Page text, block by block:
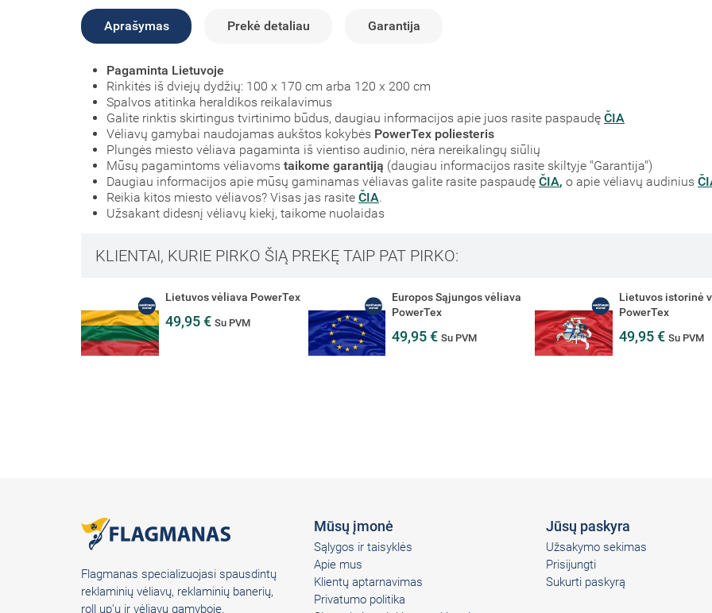
Aprašymas Prekė detaliau Garantija
Pagaminta Lietuvoje
Rinkitės iš dviejų dydžių: 100 x 170 cm arba 120 x 200 cm
Spalvos atitinka heraldikos reikalavimus
Galite rinktis skirtingus tvirtinimo būdus, daugiau informacijos apie juos rasite paspaudę ČIA
Vėliavų gamybai naudojamas aukštos kokybės PowerTex poliesteris
Plungės miesto vėliava pagaminta iš vientiso audinio, nėra nereikalingų siūlių
Mūsų pagamintoms vėliavoms taikome garantiją (daugiau informacijos rasite skiltyje "Garantija")
Daugiau informacijos apie mūsų gaminamas vėliavas galite rasite paspaudę ČIA, o apie vėliavų audinius
Reikia kitos miesto vėliavos? Visas jas rasite ČIA.
Užsakant didesnį vėliavų kiekį, taikome nuolaidas
KLIENTAI, KURIE PIRKO ŠIĄ PREKĘ TAIP PAT PIRKO:
Lietuvos vėliava PowerTex
49,95 € Su PVM
Europos Sąjungos vėliava
PowerTex
49,95 €Su PVM
Lietuvos istorinė
PowerTex
49,95 €Su PVM
Flagmanas specializuojasi spausdintų
reklaminių vėliavų, reklaminių banerių,
roll up'ų ir vėliavų gamyboje.
Mūsų įmonė
Sąlygos ir taisyklės
Apie mus
Klientų aptarnavimas
Privatumo politika
Jūsų paskyra
Užsakymo sekimas
Prisijungti
Sukurti paskyrą